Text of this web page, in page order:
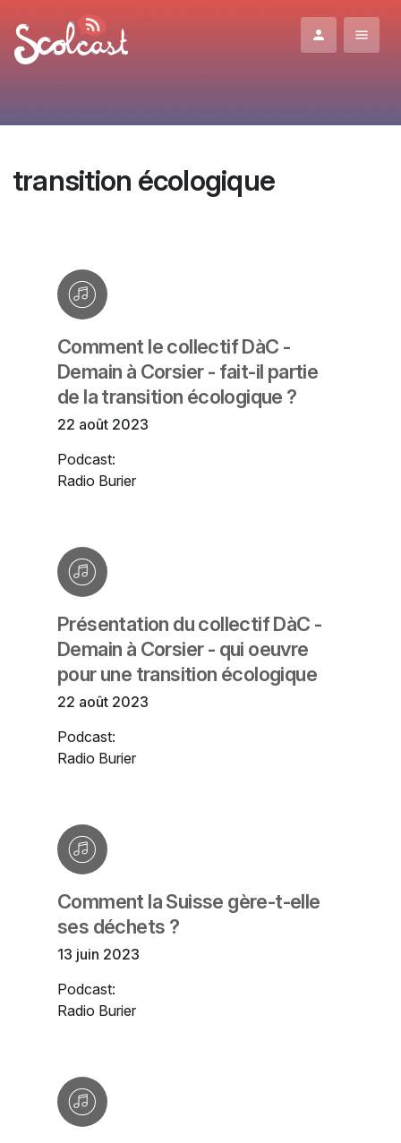
transition écologique
Comment le collectif DàC -
Demain à Corsier - fait-il partie
de la transition écologique ?
22 août 2023
Podcast:
Radio Burier
Présentation du collectif DàC -
Demain à Corsier - qui oeuvre
pour une transition écologique
22 août 2023
Podcast:
Radio Burier
Comment la Suisse gère-t-elle
ses déchets ?
13 juin 2023
Podcast:
Radio Burier